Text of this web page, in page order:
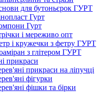
для бутоньєрок ГУРТ
Гурт
Гурт
і мереживо опт
і кружечки з фетру ГУРТ
з глітером ГУРТ
прикраси
прикраси на ліпучці
фігурки
фішки та бірки